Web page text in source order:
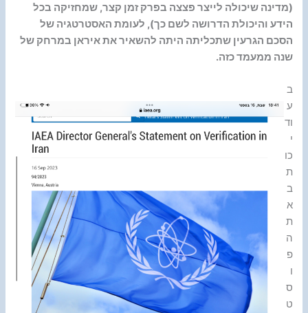
(מדינה שיכולה לייצר פצצה בפרק זמן קצר, שמחזיקה בכל
הידע והיכולת הדרושה לשם כך), לעומת האסטרטגיה של
הסכם הגרעין שתכליתה היתה להשאיר את איראן במרחק של
שנה ממעמד כזה.
ב
ע
וד
י
כו
ת
ב
א
ת
ה
פ
ו
ס
ט